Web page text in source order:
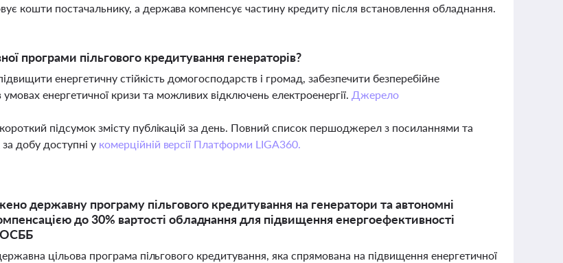
кошти постачальнику, а держава компенсує частину кредиту після встановлення обладнання.
програми пільгового кредитування генераторів?
енергетичну стійкість домогосподарств і громад, забезпечити безперебійне
енергетичної кризи та можливих відключень електроенергії. Джерело
підсумок змісту публікацій за день. Повний список першоджерел з посиланнями та
добу доступні у комерційній версії Платформи LIGA360.
державну програму пільгового кредитування на генератори та автономні
до 30% вартості обладнання для підвищення енергоефективності
ОСББ
цільова програма пільгового кредитування, яка спрямована на підвищення енергетичної